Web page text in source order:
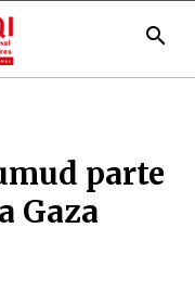
search
parte
Gaza